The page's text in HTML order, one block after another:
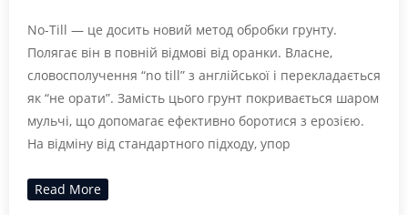
No-Till — це досить новий метод обробки грунту.
Полягає він в повній відмові від оранки. Власне,
словосполучення “no till” з англійської і перекладається
як “не орати”. Замість цього грунт покривається шаром
мульчі, що допомагає ефективно боротися з ерозією.
На відміну від стандартного підходу, упор
Read More